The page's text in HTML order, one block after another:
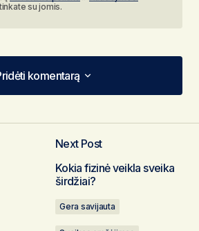
su jomis.
komentarą
komentarą
nebus skelbiamas.
Next Post
Kokia fizinė veikla sveika
širdžiai?
Gera savijauta